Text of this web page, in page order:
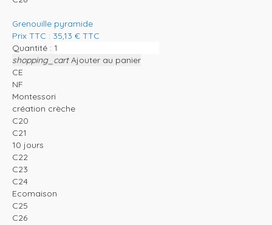
Grenouille pyramide
Prix TTC : 35,13 € TTC
Quantité :
shopping_cart Ajouter au panier
CE
NF
Montessori
création crèche
C20
C21
10 jours
C22
C23
C24
Ecomaison
C25
C26